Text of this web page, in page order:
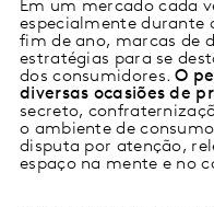
Em um mercado cada
especialmente durante
fim de ano, marcas de
estratégias para se
dos consumidores.O
diversas ocasiões de
secreto,
o ambiente de
disputa por atenção,
espaço na mente e no